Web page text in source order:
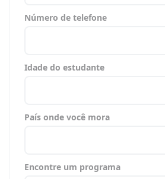
Número de telefone
Idade do estudante
País onde você mora
Encontre um programa